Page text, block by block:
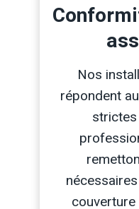
Nos
répondent